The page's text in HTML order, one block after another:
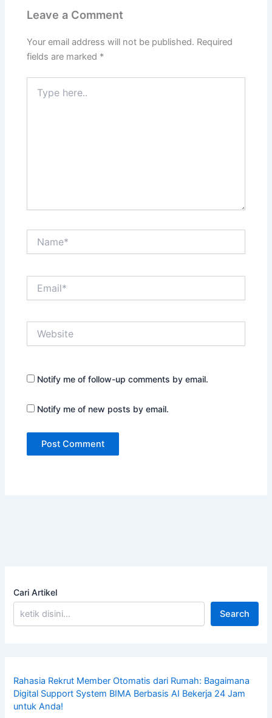
Leave a Comment
Your email address will not be published. Required
fields are marked *
here..
Notify me of follow-up comments by email.
Notify me of new posts by email.
Cari Artikel
Search
Rahasia Rekrut Member Otomatis dari Rumah: Bagaimana
Digital Support System BIMA Berbasis AI Bekerja 24 Jam
untuk Anda!